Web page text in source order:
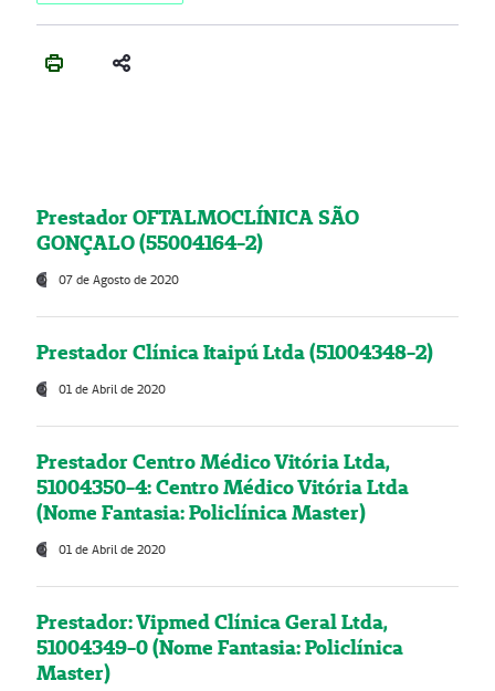
Prestador OFTALMOCLÍNICA SÃO
GONÇALO (55004164-2)
07 de Agosto de 2020
Prestador Clínica Itaipú Ltda (51004348-2)
01 de Abril de 2020
Prestador Centro Médico Vitória Ltda,
51004350-4: Centro Médico Vitória Ltda
(Nome Fantasia: Policlínica Master)
01 de Abril de 2020
Prestador: Vipmed Clínica Geral Ltda,
51004349-0 (Nome Fantasia: Policlínica
Master)